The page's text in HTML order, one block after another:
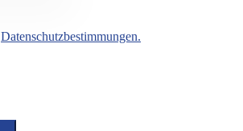
Datenschutzbestimmungen.